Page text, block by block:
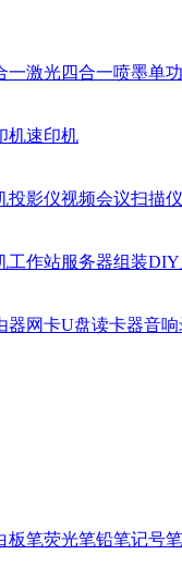
一激光四合一喷墨单
机速印机
投影仪视频会议扫描仪
工作站服务器组装DIY
器网卡U盘读卡器音响
板笔荧光笔铅笔记号笔